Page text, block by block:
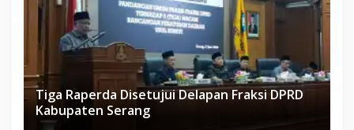
Tiga Raperda Disetujui Delapan Fraksi DPRD
Kabupaten Serang